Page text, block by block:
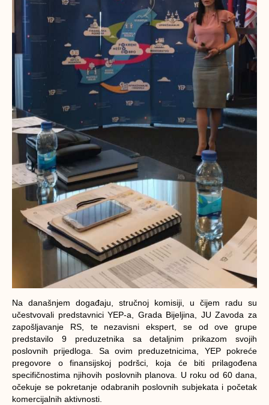
Na današnjem događaju, stručnoj komisiji, u čijem radu su
učestvovali predstavnici YEP-a, Grada Bijeljina, JU Zavoda za
zapošljavanje RS, te nezavisni ekspert, se od ove grupe
predstavilo 9 preduzetnika sa detaljnim prikazom svojih
poslovnih prijedloga. Sa ovim preduzetnicima, YEP pokreće
pregovore o finansijskoj podršci, koja će biti prilagođena
specifičnostima njihovih poslovnih planova. U roku od 60 dana,
očekuje se pokretanje odabranih poslovnih subjekata i početak
komercijalnih aktivnosti.